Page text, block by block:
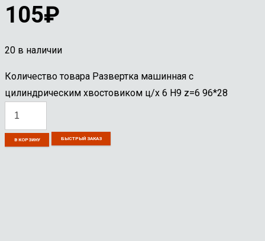
105₽
20 в наличии
Количество товара Развертка машинная с
цилиндрическим хвостовиком ц/х 6 Н9 z=6 96*28
В КОРЗИНУ БЫСТРЫЙ ЗАКАЗ